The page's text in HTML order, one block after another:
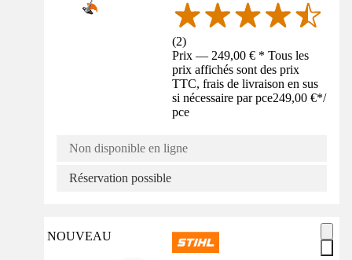
(2)
Prix — 249,00 € * Tous les
prix affichés sont des prix
TTC, frais de livraison en sus
si nécessaire par pce249,00 €*/
pce
Non disponible en ligne
Réservation possible
NOUVEAU